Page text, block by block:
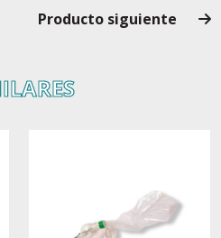
Producto siguiente